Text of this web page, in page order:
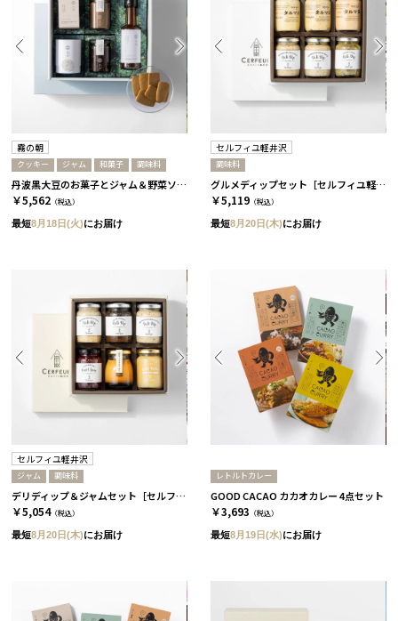
霧の朝
クッキー ジャム 和菓子 調味料
丹波黒大豆のお菓子とジャム＆野菜ソースセット［霧の朝］
￥5,562 （税込）
最短8月18日(火)にお届け
セルフィユ軽井沢
調味料
グルメディップセット［セルフィユ軽井沢］
￥5,119 （税込）
最短8月20日(木)にお届け
セルフィユ軽井沢
ジャム 調味料
デリディップ＆ジャムセット［セルフィユ軽井沢］
￥5,054（税込）
最短8月20日(木)にお届け
レトルトカレー
GOOD CACAO カカオカレー 4点セット
￥3,693 （税込）
最短8月19日(水)にお届け